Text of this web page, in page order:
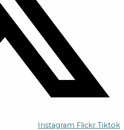
Instagram Flickr Tiktok